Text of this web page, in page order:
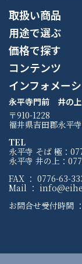
取扱い商品
用途で選ぶ
価格で探す
コンテンツ
インフォメー
永平寺門前 井の上
〒910-1228
福井県吉田郡永平
TEL
永平寺 そば 極：
永平寺 井の上：
FAX ： 0776-63-
Mail ：
お問合せ受付時間